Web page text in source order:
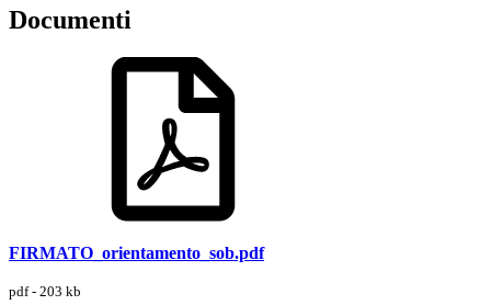
Documenti
FIRMATO_orientamento_sob.pdf
pdf - 203 kb